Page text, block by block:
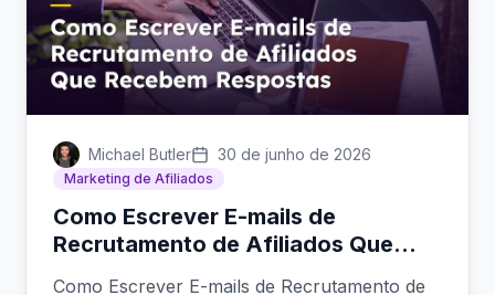
Michael Butler 30 de junho de 2026
Marketing de Afiliados
Como Escrever E-mails de
Recrutamento de Afiliados Que
Como Escrever E-mails de Recrutamento de